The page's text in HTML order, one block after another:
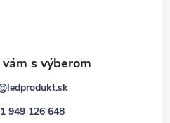
ledprodukt.sk
949 126 648